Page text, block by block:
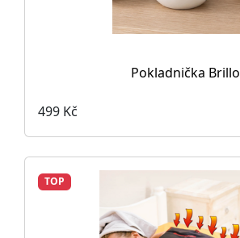
Pokladnička Brillo
499 Kč
TOP